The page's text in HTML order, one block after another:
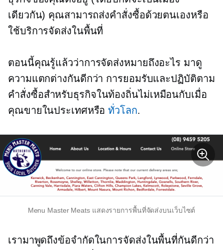
เดียวกัน) คุณสามารถส่งคำสั่งซื้อด้วยตนเองหรือ
ใช้บริการจัดส่งในพื้นที่
ตอนนี้คุณรู้แล้วว่าการจัดส่งหมายถึงอะไร มาดู
ความแตกต่างกันดีกว่า การยอมรับและปฏิบัติตาม
คำสั่งซื้อสำหรับธุรกิจในท้องถิ่นไม่เหมือนกับเมื่อ
คุณขายในประเทศหรือทั่วโลก.
Menu Master Meats แสดงรายการพื้นที่จัดส่งบนเว็บไซต์
เรามาพูดถึงข้อจำกัดในการจัดส่งในพื้นที่กันดีกว่า